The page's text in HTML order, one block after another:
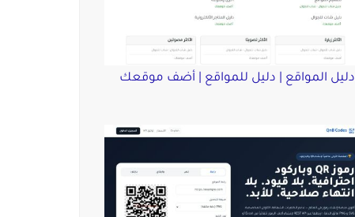
دليل المواقع | دليل للمواقع | أضف موقعك